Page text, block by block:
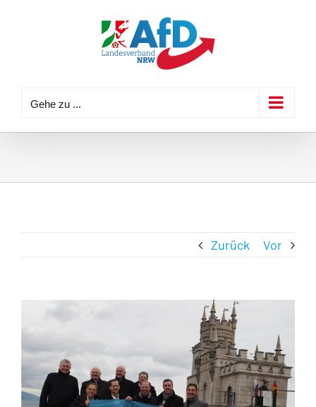
Gehe zu ...
Zurück Vor